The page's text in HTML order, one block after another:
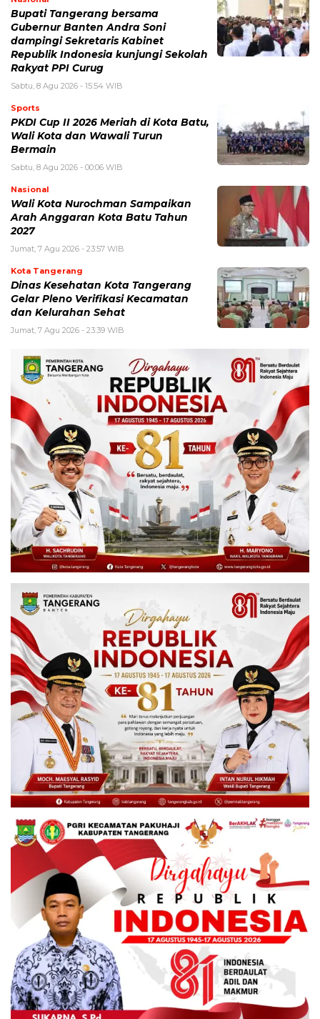
Bupati Tangerang bersama
Gubernur Banten Andra Soni
dampingi Sekretaris Kabinet
Republik Indonesia kunjungi Sekolah
Rakyat PPI Curug
Sabtu, 8 Agu 2026 - 15:54 WIB
Sports
PKDI Cup II 2026 Meriah di Kota Batu,
Wali Kota dan Wawali Turun
Bermain
Sabtu, 8 Agu 2026 - 00:06 WIB
Nasional
Wali Kota Nurochman Sampaikan
Arah Anggaran Kota Batu Tahun
2027
Jumat, 7 Agu 2026 - 23:57 WIB
Kota Tangerang
Dinas Kesehatan Kota Tangerang
Gelar Pleno Verifikasi Kecamatan
dan Kelurahan Sehat
Jumat, 7 Agu 2026 - 23:39 WIB